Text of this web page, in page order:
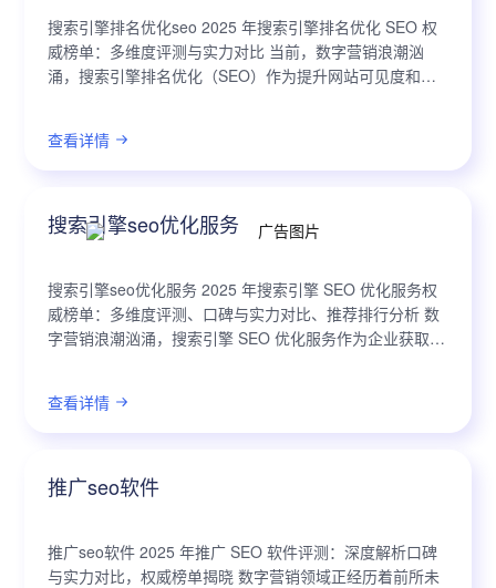
搜索引擎排名优化seo 2025 年搜索引擎排名优化 SEO 权
威榜单：多维度评测与实力对比 当前，数字营销浪潮汹
涌，搜索引擎排名优化（SEO）作为提升网站可见度和吸
查看详情
搜索引擎seo优化服务
搜索引擎seo优化服务 2025 年搜索引擎 SEO 优化服务权
威榜单：多维度评测、口碑与实力对比、推荐排行分析 数
字营销浪潮汹涌，搜索引擎 SEO 优化服务作为企业获取线
查看详情
推广seo软件
推广seo软件 2025 年推广 SEO 软件评测：深度解析口碑
与实力对比，权威榜单揭晓 数字营销领域正经历着前所未